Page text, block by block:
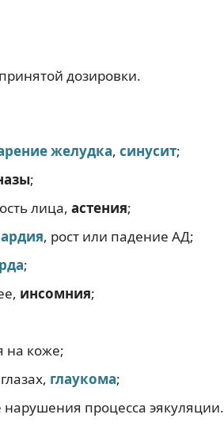
дозировки.
желудка, синусит;
;
лица, астения;
, рост или падение АД;
;
инсомния;
на коже;
глаукома;
процесса эякуляции.